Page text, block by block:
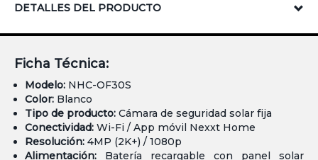
DETALLES DEL PRODUCTO
Ficha Técnica:
Modelo: NHC-OF30S
Color: Blanco
Tipo de producto: Cámara de seguridad solar fija
Conectividad: Wi-Fi / App móvil Nexxt Home
Resolución: 4MP (2K+) / 1080p
Alimentación: Batería recargable con panel solar